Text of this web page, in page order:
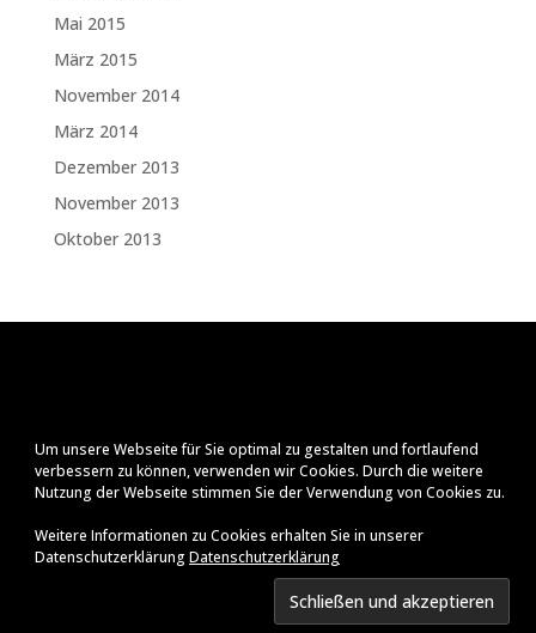
Mai 2015
März 2015
November 2014
März 2014
Dezember 2013
November 2013
Oktober 2013
Datenschutzerklärung
© Ralf Zenker
2026
Um unsere Webseite für Sie optimal zu gestalten und fortlaufend
verbessern zu können, verwenden wir Cookies. Durch die weitere
Nutzung der Webseite stimmen Sie der Verwendung von Cookies zu.
Weitere Informationen zu Cookies erhalten Sie in unserer
DatenschutzerklärungDatenschutzerklärung